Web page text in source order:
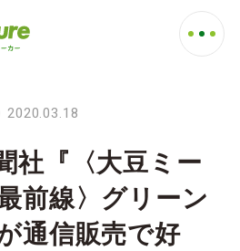
2020.03.18
社『〈大豆ミー
前線〉グリーン
通信販売で好